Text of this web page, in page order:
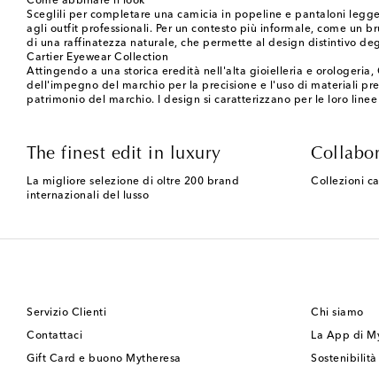
Sceglili per completare una camicia in popeline e pantaloni
agli outfit professionali. Per un contesto più informale, come un
di una raffinatezza naturale, che permette al design distintivo
Cartier Eyewear Collection
Attingendo a una storica eredità nell'alta gioielleria e orologeria,
dell'impegno del marchio per la precisione e l'uso di materiali
patrimonio del marchio. I design si caratterizzano per le loro
The finest edit in luxury
La migliore selezione di oltre 200 brand
internazionali del lusso
Collezioni
Servizio Clienti
Contattaci
Gift Card e buono Mytheresa
Chi siamo
La App di
Sostenibilità